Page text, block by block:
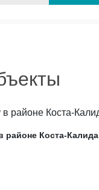
районе Коста-Калида